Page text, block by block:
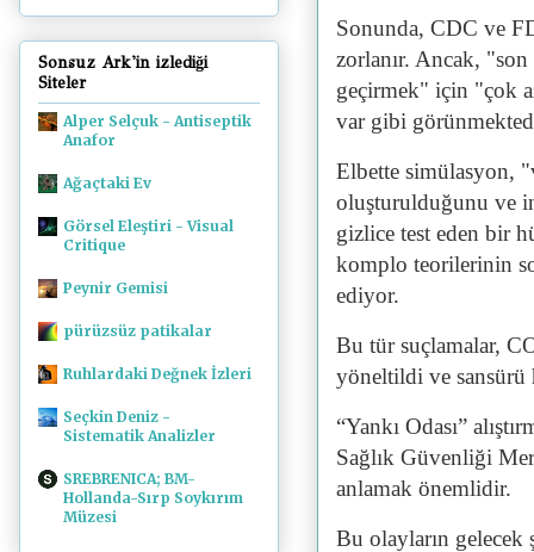
Sonunda, CDC ve
zorlanır. Ancak, "son
geçirmek" için "çok
var gibi
Elbette simülasyon,
oluşturulduğunu ve
gizlice test eden bir
komplo teorilerinin
ediyor.
Bu tür suçlamalar,
yöneltildi ve sansürü
“Yankı Odası”
Sağlık Güvenliği
anlamak önemlidir.
Bu olayların gelecek
Sonsuz Ark'in izlediği
Siteler
Alper Selçuk - Antiseptik
Anafor
Ağaçtaki Ev
Görsel Eleştiri - Visual
Critique
Peynir Gemisi
pürüzsüz patikalar
Ruhlardaki Değnek İzleri
Seçkin Deniz -
Sistematik Analizler
SREBRENICA; BM-
Hollanda-Sırp Soykırım
Müzesi